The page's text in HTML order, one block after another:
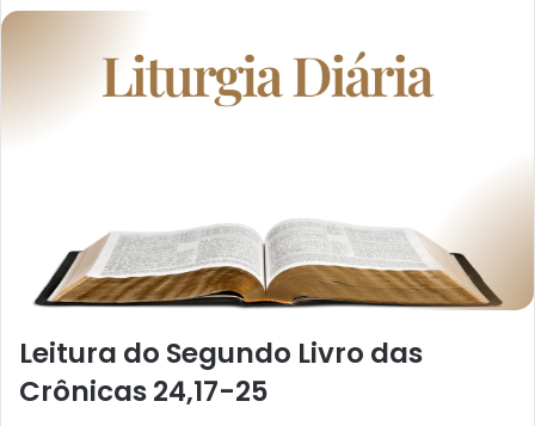
Leitura do Segundo Livro das
Crônicas 24,17-25